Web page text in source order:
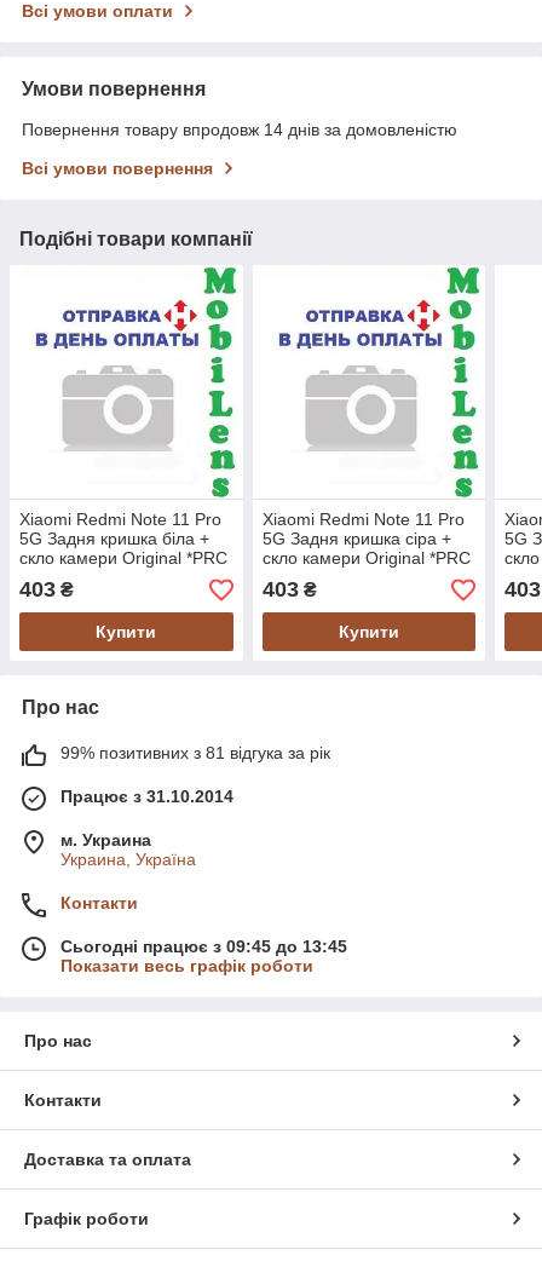
Всі умови оплати
Умови повернення
Повернення товару впродовж 14 днів за домовленістю
Всі умови повернення
Подібні товари компанії
Xiaomi Redmi Note 11 Pro
5G Задня кришка біла +
скло камери Original *PRC
403 ₴
Купити
Xiaomi Redmi Note 11 Pro
5G Задня кришка сіра +
скло камери Original *PRC
403₴
Купити
5G
403
Про нас
99% позитивних з 81 відгука за рік
Працює з 31.10.2014
м. Украина
Украина, Україна
Контакти
Сьогодні працює з 09:45 до 13:45
Показати весь графік роботи
Про нас
Контакти
Доставка та оплата
Графік роботи